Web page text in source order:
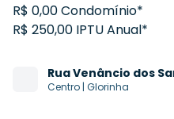
R$ 0,00 Condomínio*
R$ 250,00 IPTU Anual*
RuaVenâncio dos
Centro | Glorinha